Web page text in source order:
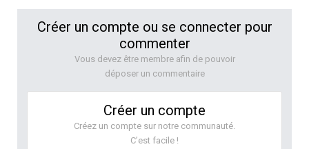
Créer un compte ou se connecter pour
commenter
Vous devez être membre afin de pouvoir
déposer un commentaire
Créer un compte
Créez un compte sur notre communauté.
C’est facile !